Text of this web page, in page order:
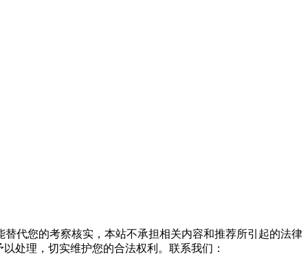
代您的考察核实，本站不承担相关内容和推荐所引起的法律
处理，切实维护您的合法权利。联系我们：